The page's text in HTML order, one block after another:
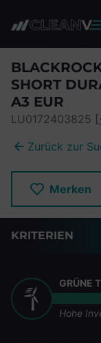
SHORT
A3 EUR
LU0172403825 [
Zurück zur
Merken
KRITERIEN
GRÜNE
Hohe